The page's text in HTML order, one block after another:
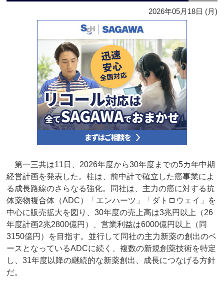
2026年05月18日 (月)
第一三共は11日、2026年度から30年度までの5カ年中期
経営計画を発表した。柱は、前中計で確立した癌事業によ
る成長路線のさらなる強化。同社は、主力の癌に対する抗
体薬物複合体（ADC）「エンハーツ」「ダトロウェイ」を
中心に販売拡大を図り、30年度の売上高は3兆円以上（26
年度計画2兆2800億円）、営業利益は6000億円以上（同
3150億円）を目指す。並行して同社の主力新薬の創出のベ
ースとなっているADCに続く、複数の新規創薬技術を特定
し、31年度以降の継続的な新薬創出、成長につなげる方針
だ。